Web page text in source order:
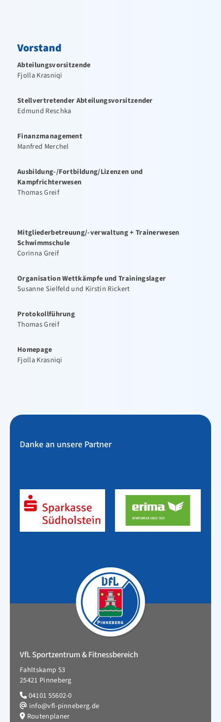
Vorstand
Abteilungsvorsitzende
Fjolla Krasniqi
Stellvertretender Abteilungsvorsitzender
Edmund Reschka
Finanzmanagement
Manfred Merchel
Ausbildung-/Fortbildung/Lizenzen und
Kampfrichterwesen
Thomas Greif
Mitgliederbetreuung/-verwaltung + Trainerwesen
Schwimmschule
Corinna Greif
Organisation Wettkämpfe und Trainingslager
Susanne Sielfeld und Kirstin Rickert
Protokollführung
Thomas Greif
Homepage
Fjolla Krasniqi
Danke an unsere Partner
VfL Sportzentrum & Fitnessbereich
Fahltskamp 53
25421 Pinneberg
04101 55602-0
info@vfl-pinneberg.de
Routenplaner
Kampfsport
Leichtathletik
Aktuelles / Termine
Schwimmtrainer
Breiten- und Freizeitsport
Bildergalerie
Beiträge & Gebühren
Tanzen-TSA
Triathlon
Kontakt